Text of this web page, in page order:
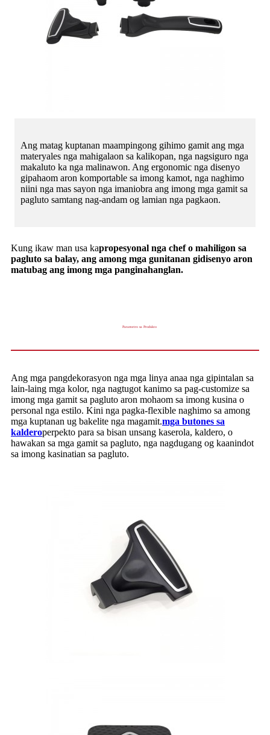
Ang matag kuptanan maampingong gihimo gamit ang mga
materyales nga mahigalaon sa kalikopan, nga nagsiguro nga
makaluto ka nga malinawon. Ang ergonomic nga disenyo
gipahaom aron komportable sa imong kamot, nga naghimo
niini nga mas sayon ​​​​​​nga imaniobra ang imong mga gamit sa
pagluto samtang nag-andam og lamian nga pagkaon.
Kung ikaw man usa kapropesyonal nga chef o mahiligon sa
pagluto sa balay, ang among mga gunitanan gidisenyo aron
matubag ang imong mga panginahanglan.
Parametro sa Produkto
Ang mga pangdekorasyon nga mga linya anaa nga gipintalan sa
lain-laing mga kolor, nga nagtugot kanimo sa pag-customize sa
imong mga gamit sa pagluto aron mohaom sa imong kusina o
personal nga estilo. Kini nga pagka-flexible naghimo sa among
mga kuptanan ug bakelite nga magamit.mga butones sa
kalderoperpekto para sa bisan unsang kaserola, kaldero, o
hawakan sa mga gamit sa pagluto, nga nagdugang og kaanindot
sa imong kasinatian sa pagluto.